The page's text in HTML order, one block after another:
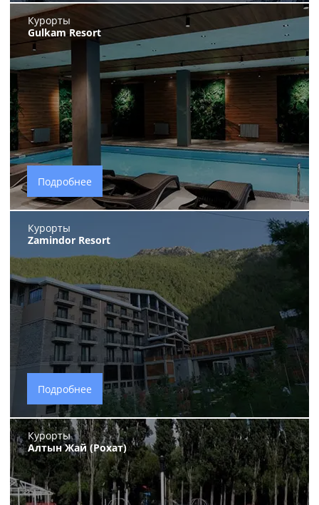
Курорты
Gulkam Resort
Подробнее
Курорты
Zamindor Resort
Подробнее
Курорты
Алтын Жай (Рохат)